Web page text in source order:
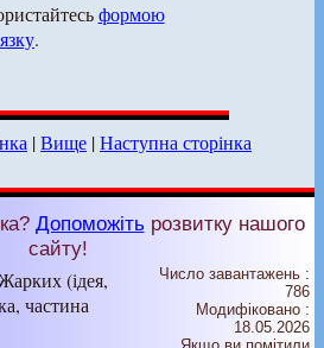
формою
.
|Вище |Наступна сторінка
Допоможітьрозвитку нашого
сайту!
(ідея,
частина
Число завантажень :
786
Модифіковано :
18.05.2026